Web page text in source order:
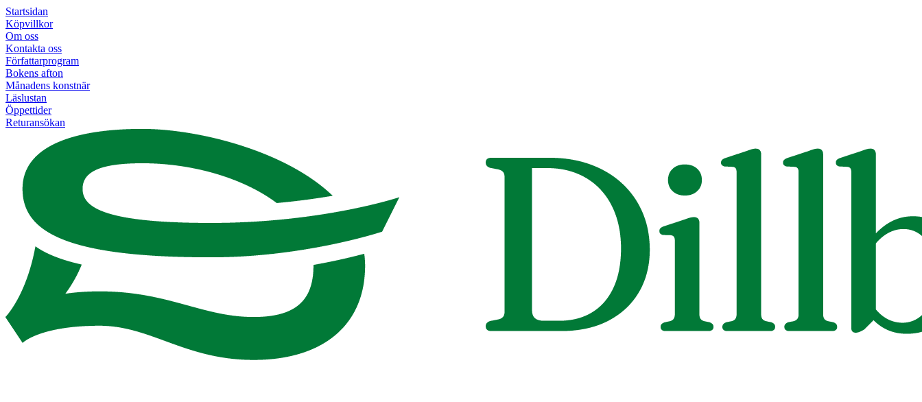
Startsidan
Köpvillkor
Om oss
Kontakta oss
Författarprogram
Bokens afton
Månadens konstnär
Läslustan
Öppettider
Returansökan